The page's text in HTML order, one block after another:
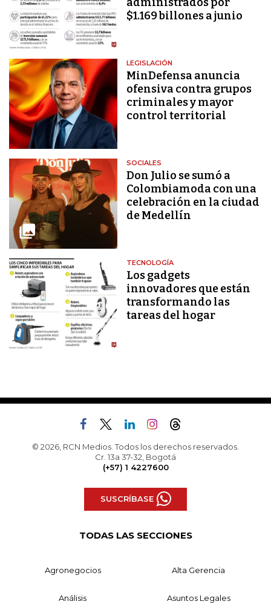
$1.169 billones a junio
LEGISLACIÓN
MinDefensa anuncia
ofensiva contra grupos
criminales y mayor
control territorial
SOCIALES
Don Julio se sumó a
Colombiamoda con una
celebración en la ciudad
de Medellín
TECNOLOGÍA
Los gadgets
innovadores que están
transformando las
tareas del hogar
© 2026, RCN Medios. Todos los derechos reservados.
Cr. 13a 37-32, Bogotá
(+57) 1 4227600
SUSCRÍBASE
TODAS LAS SECCIONES
Agronegocios Alta Gerencia
Análisis Asuntos Legales